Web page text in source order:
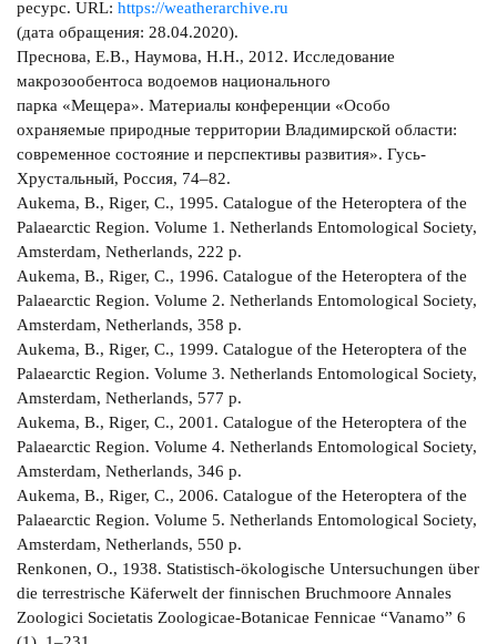
ресурс. URL: https://weatherarchive.ru
(дата обращения: 28.04.2020).
Преснова, Е.В., Наумова, Н.Н., 2012. Исследование
макрозообентоса водоемов национального
парка «Мещера». Материалы конференции «Особо
охраняемые природные территории Владимирской области:
современное состояние и перспективы развития». Гусь-
Хрустальный, Россия, 74–82.
Aukema, B., Riger, C., 1995. Catalogue of the Heteroptera of the
Palaearctic Region. Volume 1. Netherlands Entomological Society,
Amsterdam, Netherlands, 222 p.
Aukema, B., Riger, C., 1996. Catalogue of the Heteroptera of the
Palaearctic Region. Volume 2. Netherlands Entomological Society,
Amsterdam, Netherlands, 358 р.
Aukema, B., Riger, C., 1999. Catalogue of the Heteroptera of the
Palaearctic Region. Volume 3. Netherlands Entomological Society,
Amsterdam, Netherlands, 577 р.
Aukema, B., Riger, C., 2001. Catalogue of the Heteroptera of the
Palaearctic Region. Volume 4. Netherlands Entomological Society,
Amsterdam, Netherlands, 346 р.
Aukema, B., Riger, C., 2006. Catalogue of the Heteroptera of the
Palaearctic Region. Volume 5. Netherlands Entomological Society,
Amsterdam, Netherlands, 550 р.
Renkonen, О., 1938. Statistisch-ökologische Untersuchungen über
die terrestrische Käferwelt der finnischen Bruchmoore Annales
Zoologici Societatis Zoologicae-Botanicae Fennicae “Vanamo” 6